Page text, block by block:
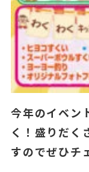
今年のイベン
く！盛りだく
すのでぜひチ